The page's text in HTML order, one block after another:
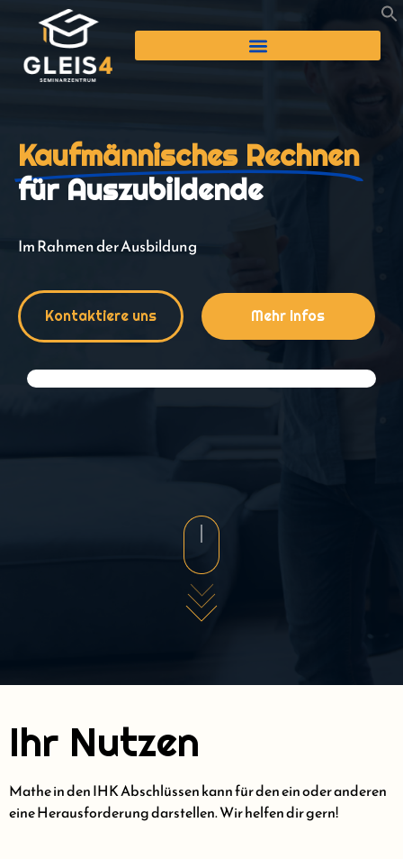
Kaufmännisches Rechnen
für Auszubildende
Im Rahmen der Ausbildung
Mehr Infos
Kontaktiere uns
Ihr Nutzen
Mathe in den IHK Abschlüssen kann für den ein oder anderen
eine Herausforderung darstellen. Wir helfen dir gern!